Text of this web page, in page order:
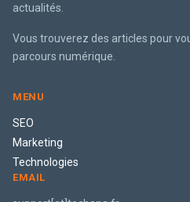
actualités.
Vous trouverez des articles pour
parcours numérique.
MENU
SEO
Marketing
Technologies
EMAIL